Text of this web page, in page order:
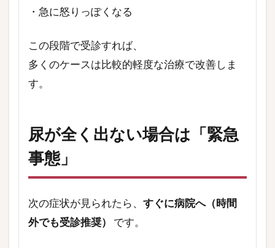
・急に怒りっぽくなる
この段階で受診すれば、
多くのケースは比較的軽度な治療で改善しま
す。
尿が全く出ない場合は「緊急
事態」
次の症状が見られたら、 すぐに病院へ（時間
外でも受診推奨）
です。